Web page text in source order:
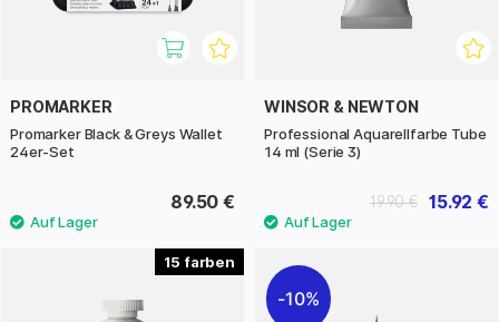
PROMARKER
Promarker Black & Greys Wallet
24er-Set
89.50 €
WINSOR & NEWTON
Professional Aquarellfarbe Tube
14 ml (Serie 3)
15.92 €
19.90 €
15
10%